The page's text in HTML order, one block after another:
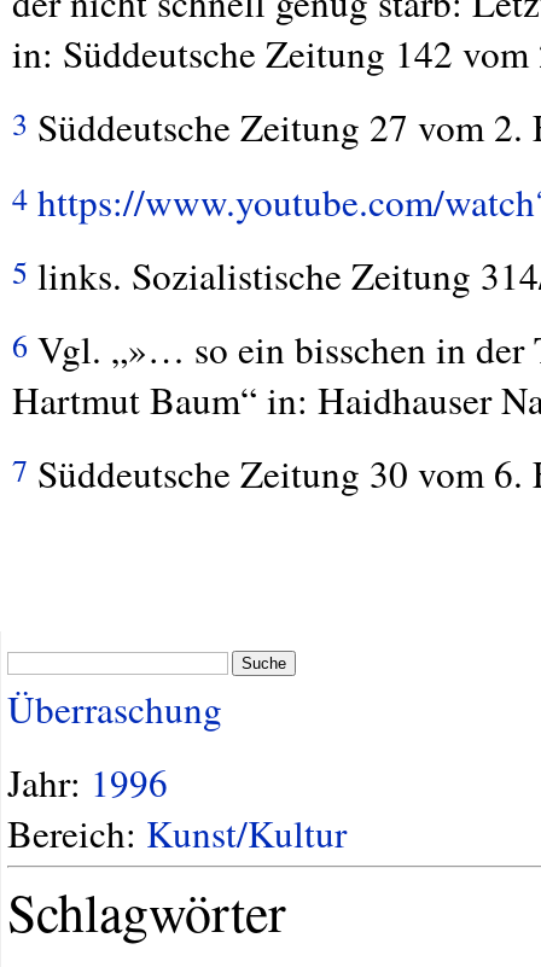
in: Süddeutsche Zeitung 142
3 Süddeutsche Zeitung 27 vom 2.
4 https://www.youtube.com/
5 links. Sozialistische Zeitung
6 Vgl. „»… so ein bisschen in
Hartmut Baum“ in: Haidhauser
7 Süddeutsche Zeitung 30 vom 6.
Suche
Überraschung
Jahr: 1996
Bereich: Kunst/Kultur
Schlagwörter